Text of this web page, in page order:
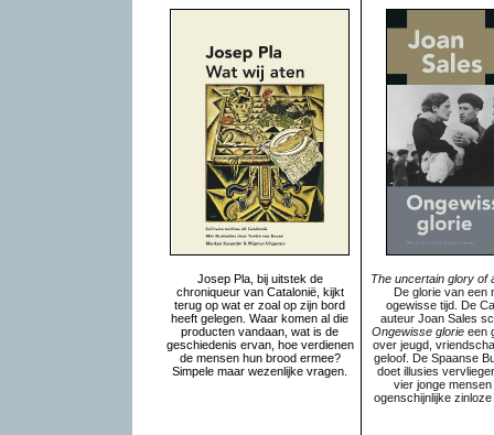
Josep Pla, bij uitstek de
chroniqueur van Catalonië, kijkt
terug op wat er zoal op zijn bord
heeft gelegen. Waar komen al die
producten vandaan, wat is de
geschiedenis ervan, hoe verdienen
de mensen hun brood ermee?
Simpele maar wezenlijke vragen
The uncertain glory of
De glorie van een
ogewisse tijd. De
auteur Joan Sales
Ongewisse glorieeen
over jeugd,
geloof. De Spaanse
doet illusies
vier jonge
ogenschijnlijke